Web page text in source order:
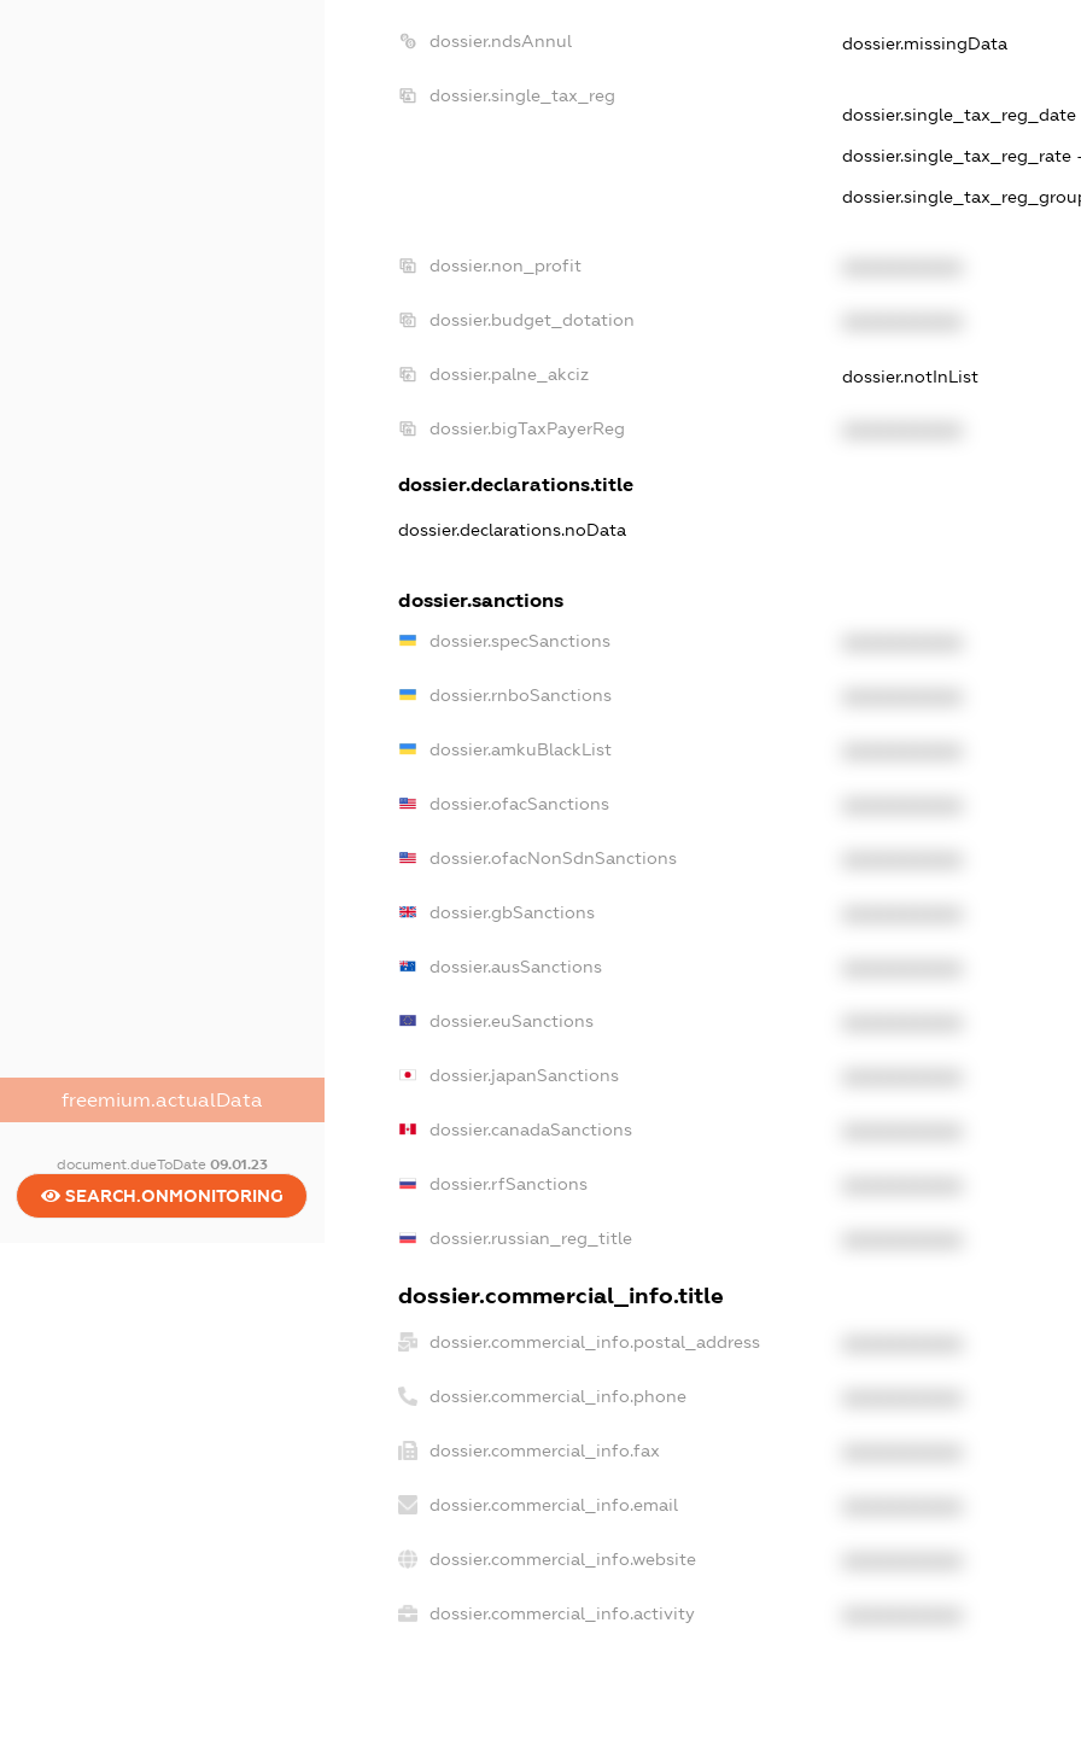
freemium.actualData
document.dueToDate 09.01.23
SEARCH.ONMONITORING
dossier.ndsAnnul dossier.missingData
dossier.single_tax_reg
dossier.single_tax_reg_date -
dossier.single_tax_reg_rate
dossier.non_profit
dossier.budget_dotation
dossier.palne_akciz dossier.notInList
dossier.bigTaxPayerReg
dossier.declarations.title
dossier.declarations.noData
dossier.sanctions
dossier.specSanctions
dossier.rnboSanctions
dossier.amkuBlackList
dossier.ofacSanctions
dossier.ofacNonSdnSanctions
dossier.gbSanctions
dossier.ausSanctions
dossier.euSanctions
dossier.japanSanctions
dossier.canadaSanctions
dossier.rfSanctions
dossier.russian_reg_title
dossier.commercial_info.title
dossier.commercial_info.postal_address
dossier.commercial_info.phone
dossier.commercial_info.fax
dossier.commercial_info.email
dossier.commercial_info.website
dossier.commercial_info.activity